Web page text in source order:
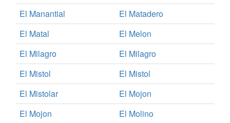
El Manantial
El Matadero
El Matal
El Melon
El Milagro
El Milagro
El Mistol
El Mistol
El Mistolar
El Mojon
El Mojon
El Molino